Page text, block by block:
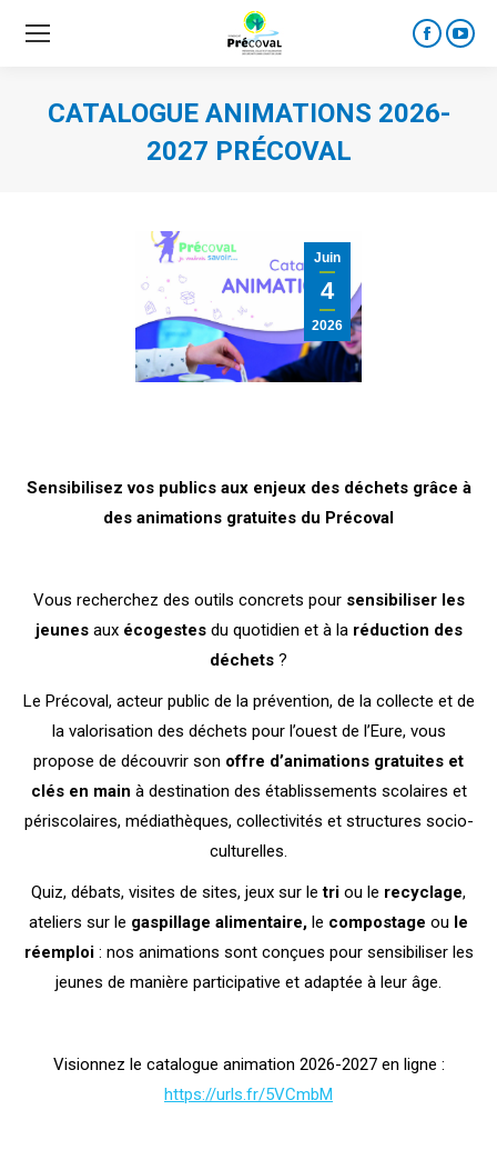
Facebook
opens
CATALOGUE ANIMATIONS 2026-
2027 PRÉCOVAL
Juin
4
2026
Sensibilisez vos publics aux enjeux des déchets grâce à
des animations gratuites du Précoval
Vous recherchez des outils concrets pour sensibiliser les
jeunesaux écogestesdu quotidien et à la réduction des
déchets ?
Le Précoval, acteur public de la prévention, de la collecte et de
la valorisation des déchets pour l’ouest de l’Eure, vous
propose de découvrir son offre d’animations gratuites et
clés en main à destination des établissements scolaires et
périscolaires, médiathèques, collectivités et structures socio-
culturelles.
Quiz, débats, visites de sites, jeux sur letri ou le recyclage,
ateliers sur le gaspillage alimentaire, le compostage ou le
réemploi : nos animations sont conçues pour sensibiliser les
jeunes de manière participative et adaptée à leur âge.
Visionnez le catalogue animation 2026-2027 en ligne :
https://urls.fr/5VCmbM